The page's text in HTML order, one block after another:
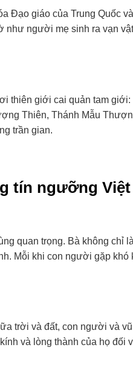
Đạo giáo của Trung Quốc
như người mẹ sinh ra vạn
thiên giới cai quản tam
Thiên, Thánh Mẫu
trần gian.
tín ngưỡng Việt
quan trọng. Bà không chỉ
Mỗi khi con người gặp
trời và đất, con người và
và lòng thành của họ đối